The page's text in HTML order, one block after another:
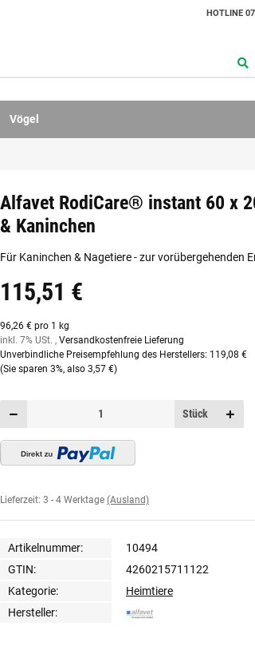
HOTLINE
Vögel
Alfavet RodiCare® instant 60 x
& Kaninchen
Für Kaninchen & Nagetiere - zur vorübergehenden
115,51 €
96,26 € pro 1 kg
inkl. 7% USt. , Versandkostenfreie Lieferung
Unverbindliche Preisempfehlung des Herstellers: 119,08 €
(Sie sparen 3%, also 3,57 €)
Stück
Lieferzeit: 3 - 4 Werktage (Ausland)
Artikelnummer:
10494
GTIN:
4260215711122
Kategorie:
Heimtiere
Hersteller: